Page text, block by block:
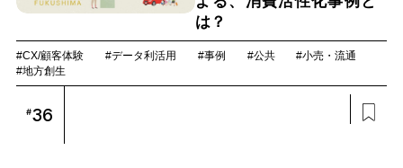
は？
#CX/顧客体験 #データ利活用 #事例 #公共
#小売・流通
#地方創生
#36